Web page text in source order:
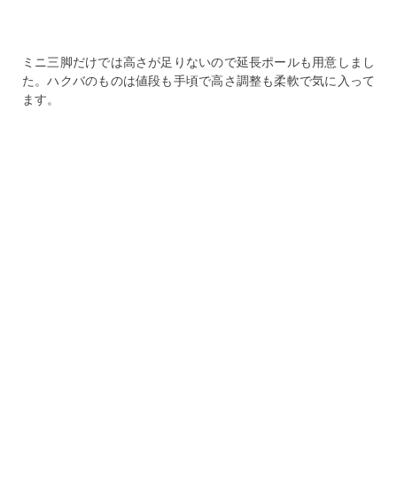
ミニ三脚だけでは高さが足りないので延長ポールも用意しまし
た。ハクバのものは値段も手頃で高さ調整も柔軟で気に入って
ます。